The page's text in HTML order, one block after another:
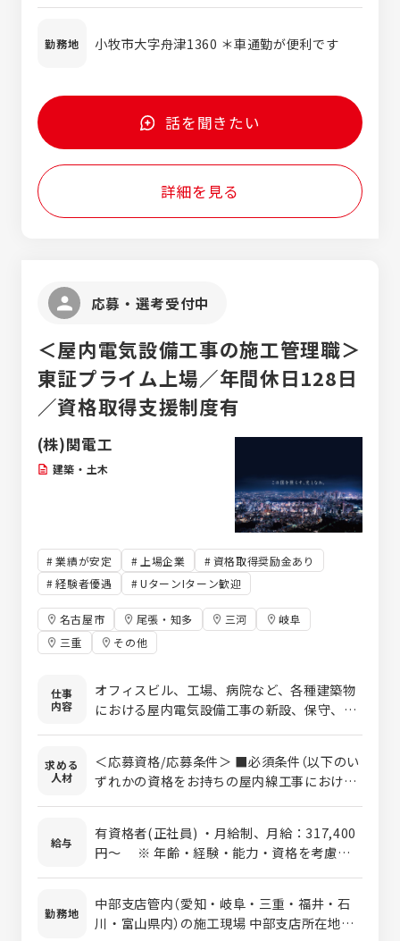
自社ブランド製品を作り上げていくことで、
キャリアアップできる環境です！ ●各種制御
プログラム作成及び教示作業 ●IoTシステム
設計 ●装置試運転調整
＊交通費別途支給します（上限50,000円） ＊
勤務地 小牧市大字舟津1360 ＊車通勤が便利です
話を聞きたい
詳細を見る
応募・選考受付中
＜屋内電気設備工事の施工管理職＞
東証プライム上場／年間休日128日
／資格取得支援制度有
(株)関電工
建築・土木
業績が安定 上場企業
資格取得奨励金あり
経験者優遇
UターンIターン歓迎
名古屋市 尾張・知多 三河
岐阜
三重
その他
仕事
内容
オフィスビル、工場、病院など、各種建築物
における屋内電気設備工事の新設、保守、改
理・労務管理・原価管理・品質管理などを通
じて、現場のモチベーション・生産性を高め
ていく役割です。ゼネコンや工事業者、施主
など、様々な関係者との折衝も担当していた
だきます。 物件の規模は数百万円から数十億
す。入社2～3年は、社内のルールや関電工の
仕事のスタイルを学んでいただく期間と考え
求める
人材
＜応募資格/応募条件＞ ■必須条件（以下のい
ずれかの資格をお持ちの屋内線工事における
級電気工事施工管理技士 ※40歳以上の方は
「1級電気工事施工管理技士」保有が必須とな
ります。 ■歓迎条件 ・電気主任技術者第3種
の資格保持 ・現場代理人の経験のある方 ■
求める人材像 ・チャレンジ精神・好奇心旺盛
給与
有資格者(正社員) ・月給制、月給：317,400
円～ ※ 年齢・経験・能力・資格を考慮の
25歳/673万円、30歳/723万円、35歳/945
万円、40歳/1,026万円、45歳/1,123万円
勤務地
中部支店管内（愛知・岐阜・三重・福井・石
川・富山県内）の施工現場 中部支店所在地：